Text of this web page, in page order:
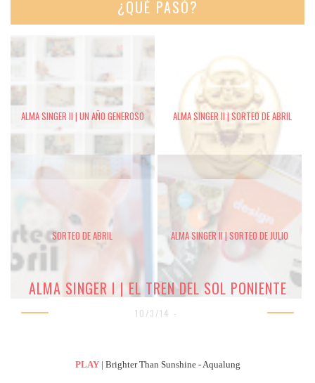
¿QUÉ PASÓ?
ALMA SINGER II | UN AÑO GENEROSO ALMA SINGER II | SORTEO DE ABRIL
SORTEO DE ABRIL ALMA SINGER II | SORTEO DE JULIO
ALMA SINGER I | EL TREN DEL SOL PONIENTE
10/3/14 -
PLAY| Brighter Than Sunshine - Aqualung